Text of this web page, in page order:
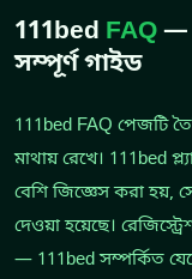
111bed FAQ—
সম্পূর্ণ গাইড
111bed FAQ পেজটি
মাথায় রেখে। 111bed
বেশি জিজ্ঞেস করা হয়,
দেওয়া হয়েছে।
— 111bed সম্পর্কিত